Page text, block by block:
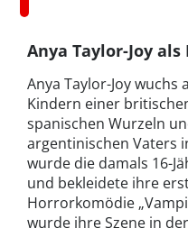
Anya Taylor-Joy
Anya Taylor-Joy wuchs
Kindern einer
spanischen Wurzeln
argentinischen Vaters
wurde die damals 16-
und bekleidete ihre
Horrorkomödie
wurde ihre Szene in